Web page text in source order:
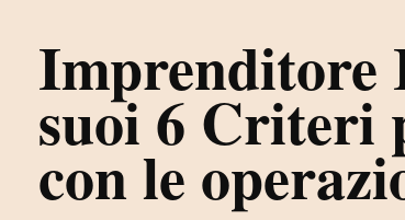
Imprenditore
suoi 6 Criteri
con le